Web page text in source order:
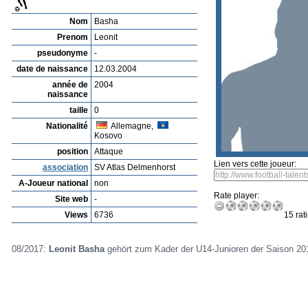
Nom
Basha
Prenom
Leonit
pseudonyme
-
date de naissance
12.03.2004
année de
naissance
2004
taille
0
Nationalité
Allemagne,
Kosovo
position
Attaque
association
SV Atlas Delmenhorst
A-Joueur national
non
Site web
-
Views
6736
Lien vers cette joueur:
Rate player:
15
08/2017: Leonit Bashagehört zum Kader der U14-Junioren der Saison